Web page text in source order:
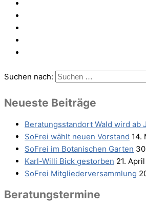
Suchen nach:
Neu­es­te Beiträge
Bera­tungs­stand­ort Wald wird ab
SoFrei wählt neu­en Vorstand 14.
SoFrei im Bota­ni­schen Garten
Karl-Wil­li Bick gestorben 21.
SoFrei Mit­glie­der­ver­samm­lung
Bera­tungs­ter­mi­ne